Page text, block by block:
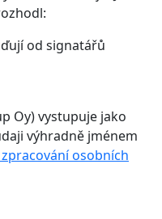
od signatářů
Oy) vystupuje jako
výhradně jménem
osobních